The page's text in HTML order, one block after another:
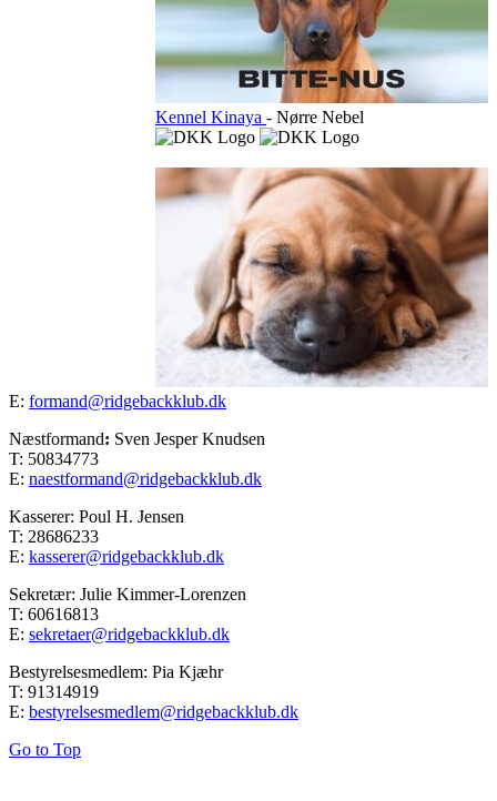
Kennel Kinaya - Nørre Nebel
E: formand@ridgebackklub.dk
Næstformand: Sven Jesper Knudsen
T: 50834773
E: naestformand@ridgebackklub.dk
Kasserer: Poul H. Jensen
T: 28686233
E: kasserer@ridgebackklub.dk
Sekretær: Julie Kimmer-Lorenzen
T: 60616813
E: sekretaer@ridgebackklub.dk
Bestyrelsesmedlem: Pia Kjæhr
T: 91314919
E: bestyrelsesmedlem@ridgebackklub.dk
Go to Top